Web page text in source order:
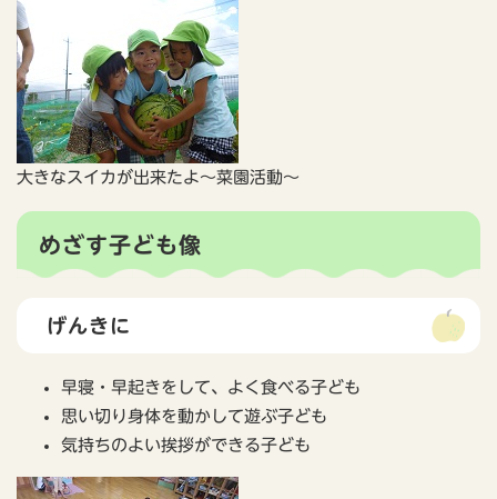
大きなスイカが出来たよ～菜園活動～
めざす子ども像
げんきに
早寝・早起きをして、よく食べる子ども
思い切り身体を動かして遊ぶ子ども
気持ちのよい挨拶ができる子ども